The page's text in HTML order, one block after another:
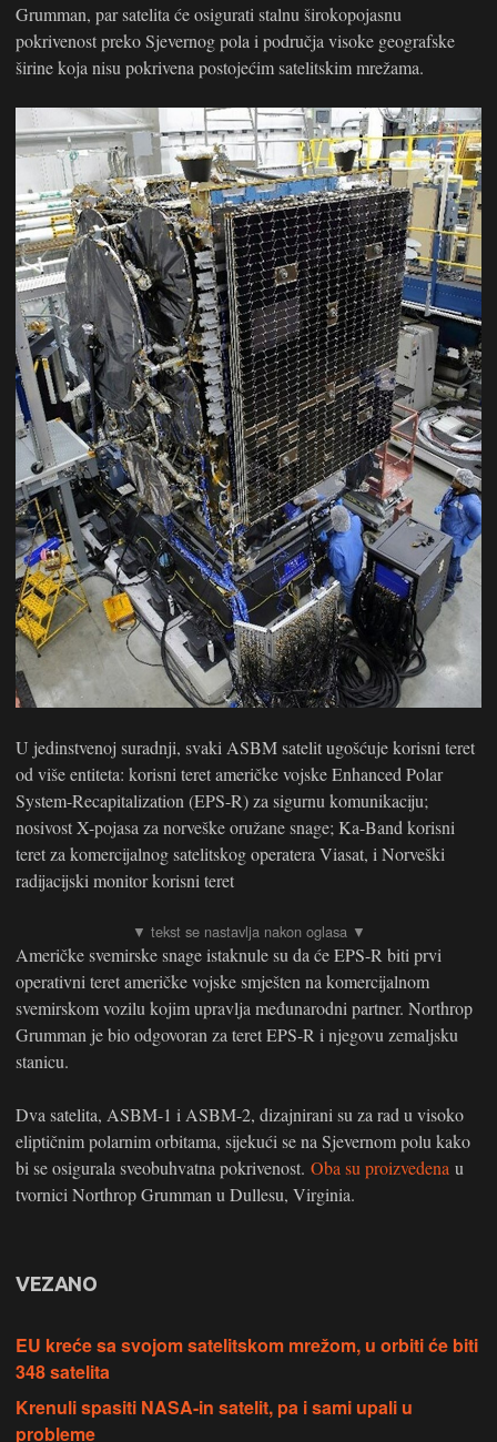
Grumman, par satelita će osigurati stalnu širokopojasnu
pokrivenost preko Sjevernog pola i područja visoke geografske
širine koja nisu pokrivena postojećim satelitskim mrežama.
U jedinstvenoj suradnji, svaki ASBM satelit ugošćuje korisni teret
od više entiteta: korisni teret američke vojske Enhanced Polar
System-Recapitalization (EPS-R) za sigurnu komunikaciju;
nosivost X-pojasa za norveške oružane snage; Ka-Band korisni
teret za komercijalnog satelitskog operatera Viasat, i Norveški
radijacijski monitor korisni teret
Američke svemirske snage istaknule su da će EPS-R biti prvi
operativni teret američke vojske smješten na komercijalnom
svemirskom vozilu kojim upravlja međunarodni partner. Northrop
Grumman je bio odgovoran za teret EPS-R i njegovu zemaljsku
stanicu.
Dva satelita, ASBM-1 i ASBM-2, dizajnirani su za rad u visoko
eliptičnim polarnim orbitama, sijekući se na Sjevernom polu kako
bi se osigurala sveobuhvatna pokrivenost. Oba su proizvedena u
tvornici Northrop Grumman u Dullesu, Virginia.
VEZANO
EU kreće sa svojom satelitskom mrežom, u orbiti će biti
348 satelita
Krenuli spasiti NASA-in satelit, pa i sami upali u
probleme